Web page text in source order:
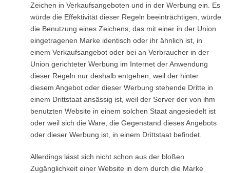
Zeichen in Verkaufsangeboten und in der Werbung ein. Es
würde die Effektivität dieser Regeln beeinträchtigen, würde
die Benutzung eines Zeichens, das mit einer in der Union
eingetragenen Marke identisch oder ihr ähnlich ist, in
einem Verkaufsangebot oder bei an Verbraucher in der
Union gerichteter Werbung im Internet der Anwendung
dieser Regeln nur deshalb entgehen, weil der hinter
diesem Angebot oder dieser Werbung stehende Dritte in
einem Drittstaat ansässig ist, weil der Server der von ihm
benutzten Website in einem solchen Staat angesiedelt ist
oder weil sich die Ware, die Gegenstand dieses Angebots
oder dieser Werbung ist, in einem Drittstaat befindet.
Allerdings lässt sich nicht schon aus der bloßen
Zugänglichkeit einer Website in dem durch die Marke